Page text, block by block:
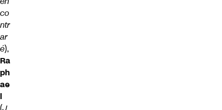
co
ntr
ar
é),
Ra
ph
ae
l